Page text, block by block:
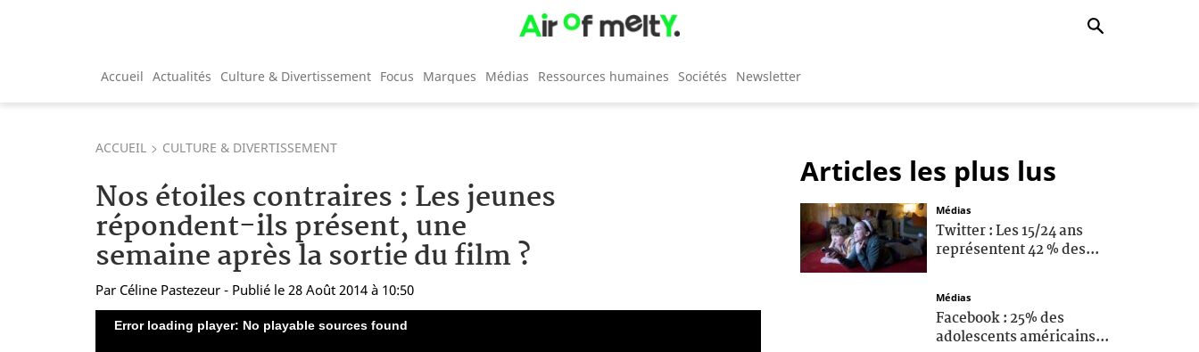
Accueil Actualités Culture & Divertissement Focus Marques Médias Ressources humaines Sociétés Newsletter
ACCUEIL CULTURE & DIVERTISSEMENT
Nos étoiles contraires : Les jeunes
répondent-ils présent, une
semaine après la sortie du film ?
Par Céline Pastezeur - Publié le 28 Août 2014 à 10:50
Error loading player: No playable sources found
Articles les plus lus
Médias
Twitter : Les 15/24 ans
représentent 42 % des...
Médias
Facebook : 25% des
adolescents américains...